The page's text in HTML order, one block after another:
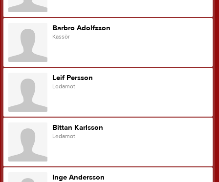
Barbro Adolfsson
Kassör
Leif Persson
Ledamot
Bittan Karlsson
Ledamot
Inge Andersson